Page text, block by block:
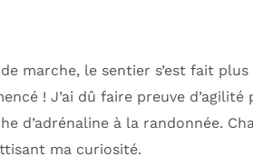
marche, le sentier s’est fait
! J’ai dû faire preuve
d’adrénaline à la randonnée.
ma curiosité.